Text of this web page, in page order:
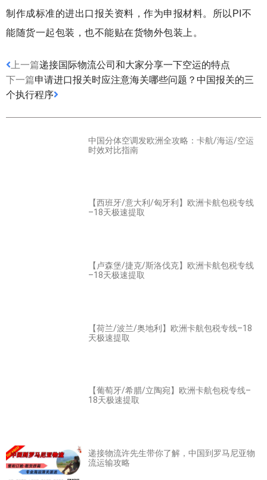
制作成标准的进出口报关资料，作为申报材料。所以PI不
能随货一起包装，也不能贴在货物外包装上。
上一篇递接国际物流公司和大家分享一下空运的特点
下一篇申请进口报关时应注意海关哪些问题？中国报关的三
个执行程序
中国分体空调发欧洲全攻略：卡航/海运/空运
时效对比指南
【西班牙/意大利/匈牙利】欧洲卡航包税专线
–18天极速提取
【卢森堡/捷克/斯洛伐克】欧洲卡航包税专线
–18天极速提取
【荷兰/波兰/奥地利】欧洲卡航包税专线–18
天极速提取
【葡萄牙/希腊/立陶宛】欧洲卡航包税专线–
18天极速提取
递接物流许先生带你了解，中国到罗马尼亚物
流运输攻略